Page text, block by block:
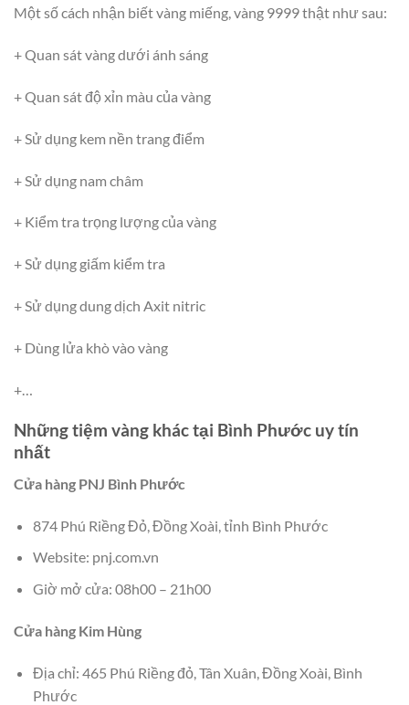
Một số cách nhận biết vàng miếng, vàng 9999 thật như sau:
+ Quan sát vàng dưới ánh sáng
+ Quan sát độ xỉn màu của vàng
+ Sử dụng kem nền trang điểm
+ Sử dụng nam châm
+ Kiểm tra trọng lượng của vàng
+ Sử dụng giấm kiểm tra
+ Sử dụng dung dịch Axit nitric
+ Dùng lửa khò vào vàng
+…
Những tiệm vàng khác tại Bình Phước uy tín
nhất
Cửa hàng PNJ Bình Phước
874 Phú Riềng Đỏ, Đồng Xoài, tỉnh Bình Phước
Website: pnj.com.vn
Giờ mở cửa: 08h00 – 21h00
Cửa hàng Kim Hùng
Địa chỉ: 465 Phú Riềng đỏ, Tân Xuân, Đồng Xoài, Bình
Phước